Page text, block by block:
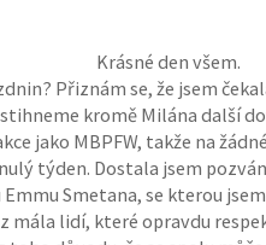
Krásné den všem.
Přiznám se, že jsem
stihneme kromě Milána další
jako MBPFW, takže na
týden. Dostala jsem
Smetana, se kterou
mála lidí, které opravdu